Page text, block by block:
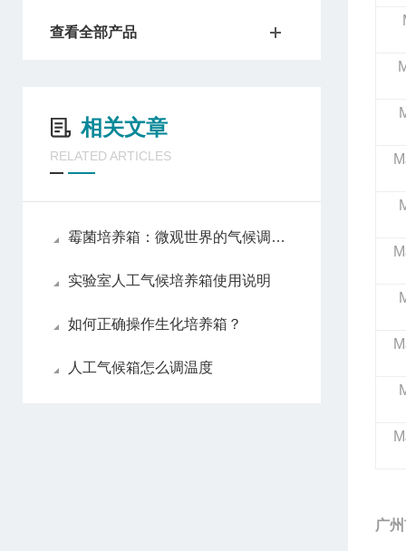
查看全部产品
相关文章
RELATED ARTICLES
霉菌培养箱：微观世界的气候调节师
实验室人工气候培养箱使用说明
如何正确操作生化培养箱？
人工气候箱怎么调温度
广